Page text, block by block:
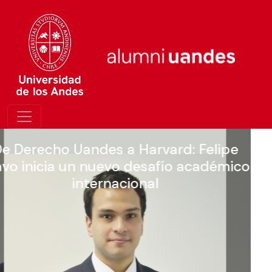
Alumniuandes fue anfitrión del VI
Congreso University Employment
Chile 2026